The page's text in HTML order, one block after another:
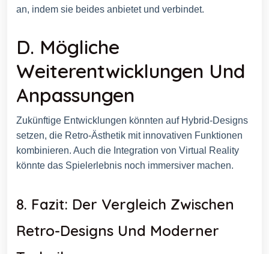
an, indem sie beides anbietet und verbindet.
D. Mögliche
Weiterentwicklungen Und
Anpassungen
Zukünftige Entwicklungen könnten auf Hybrid-Designs
setzen, die Retro-Ästhetik mit innovativen Funktionen
kombinieren. Auch die Integration von Virtual Reality
könnte das Spielerlebnis noch immersiver machen.
8. Fazit: Der Vergleich Zwischen
Retro-Designs Und Moderner